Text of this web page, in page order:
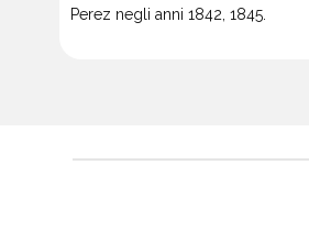
Perez negli anni 1842, 1845.